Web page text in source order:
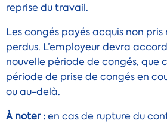
reprise du travail.
Les congés payés acquis non
perdus. L’employeur devra
nouvelle période de congés, que
période de prise de congés en
ou au-delà.
À noter :en cas de rupture du